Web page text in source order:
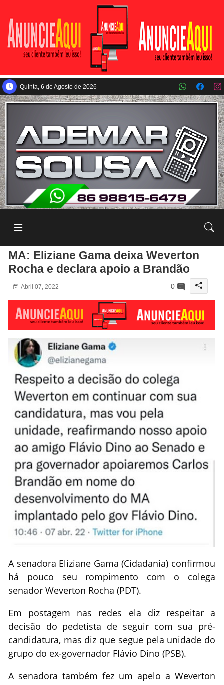
Pular para o conteúdo principal
Quinta, 6 de Agosto de 2026
MA: Eliziane Gama deixa Weverton
Rocha e declara apoio a Brandão
Abril 07, 2022 0
A senadora Eliziane Gama (Cidadania) confirmou
há pouco seu rompimento com o colega
senador Weverton Rocha (PDT).
Em postagem nas redes ela diz respeitar a
decisão do pedetista de seguir com sua pré-
candidatura, mas diz que segue pela unidade do
grupo do ex-governador Flávio Dino (PSB).
A senadora também fez um apelo a Weverton